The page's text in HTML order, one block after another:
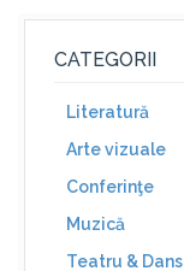
CATEGORII
Literatură
Arte vizuale
Conferinţe
Muzică
Teatru & Dans